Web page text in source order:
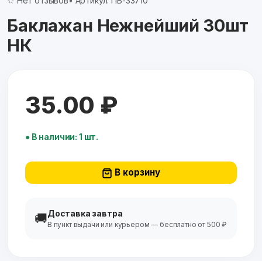
Баклажан Нежнейший 30шт
НК
35.00 ₽
● В наличии: 1 шт.
В корзину
🚚Доставка завтра
В пункт выдачи или курьером — бесплатно от 500 ₽